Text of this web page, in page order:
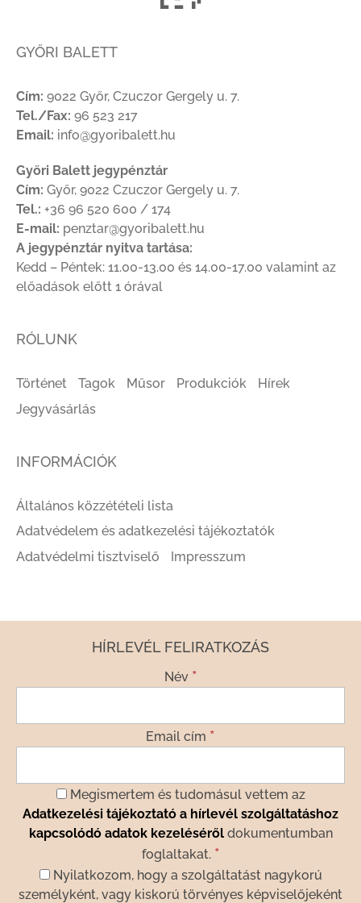
GYŐRI BALETT
Cím: 9022 Győr, Czuczor Gergely u. 7.
Tel./Fax: 96 523 217
Email: info@gyoribalett.hu
Győri Balett jegypénztár
Cím: Győr, 9022 Czuczor Gergely u. 7.
Tel.: +36 96 520 600 / 174
E-mail: penztar@gyoribalett.hu
A jegypénztár nyitva tartása:
Kedd – Péntek: 11.00-13.00 és 14.00-17.00 valamint az
előadások előtt 1 órával
RÓLUNK
Történet Tagok Műsor Produkciók
Hírek
Jegyvásárlás
INFORMÁCIÓK
Általános közzétételi lista
Adatvédelem és adatkezelési tájékoztatók
Adatvédelmi tisztviselő
Impresszum
HÍRLEVÉL FELIRATKOZÁS
Név *
Email cím *
Megismertem és tudomásul vettem az
Adatkezelési tájékoztató a hírlevél szolgáltatáshoz
kapcsolódó adatok kezelésérőldokumentumban
foglaltakat. *
Nyilatkozom, hogy a szolgáltatást nagykorú
személyként, vagy kiskorú törvényes képviselőjeként